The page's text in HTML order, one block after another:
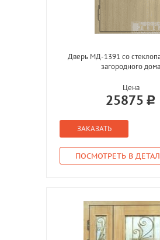
Дверь МД-1391 со
загородного дома
Цена
25875
ЗАКАЗАТЬ
ПОСМОТРЕТЬ В